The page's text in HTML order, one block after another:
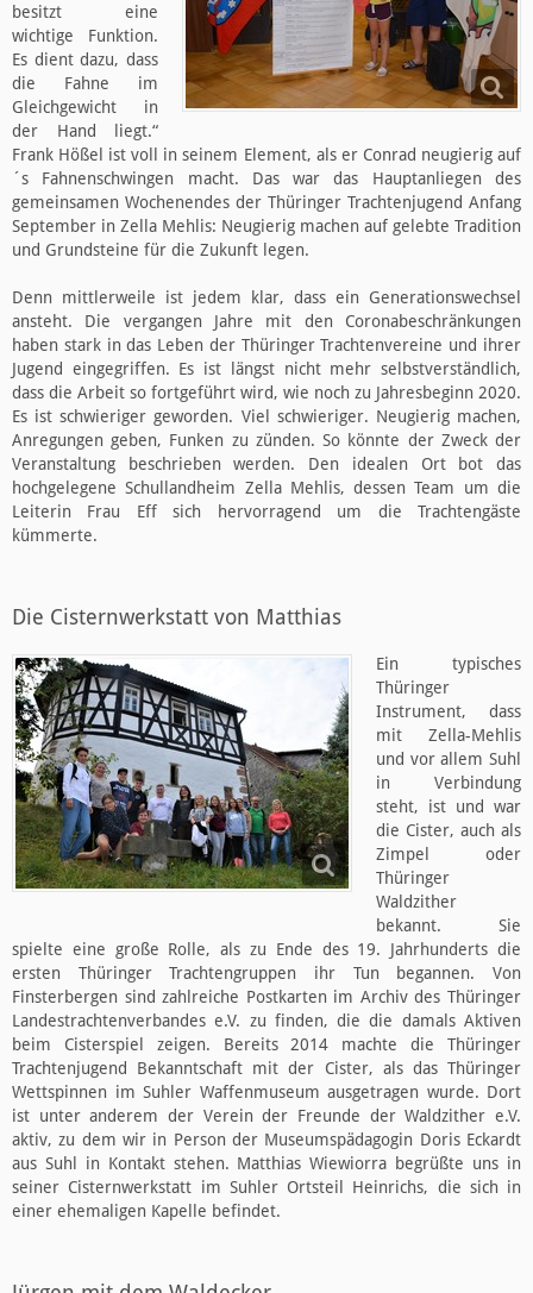
besitzt eine
wichtige Funktion.
Es dient dazu, dass
die Fahne im
Gleichgewicht in
der Hand liegt.“
Frank Hößel ist voll in seinem Element, als er Conrad neugierig auf
´s Fahnenschwingen macht. Das war das Hauptanliegen des
gemeinsamen Wochenendes der Thüringer Trachtenjugend Anfang
September in Zella Mehlis: Neugierig machen auf gelebte Tradition
und Grundsteine für die Zukunft legen.
Denn mittlerweile ist jedem klar, dass ein Generationswechsel
ansteht. Die vergangen Jahre mit den Coronabeschränkungen
haben stark in das Leben der Thüringer Trachtenvereine und ihrer
Jugend eingegriffen. Es ist längst nicht mehr selbstverständlich,
dass die Arbeit so fortgeführt wird, wie noch zu Jahresbeginn 2020.
Es ist schwieriger geworden. Viel schwieriger. Neugierig machen,
Anregungen geben, Funken zu zünden. So könnte der Zweck der
Veranstaltung beschrieben werden. Den idealen Ort bot das
hochgelegene Schullandheim Zella Mehlis, dessen Team um die
Leiterin Frau Eff sich hervorragend um die Trachtengäste
kümmerte.
Die Cisternwerkstatt von Matthias
Ein typisches
Thüringer
Instrument, dass
mit Zella-Mehlis
und vor allem Suhl
in Verbindung
steht, ist und war
die Cister, auch als
Zimpel oder
Thüringer
Waldzither
bekannt. Sie
spielte eine große Rolle, als zu Ende des 19. Jahrhunderts die
ersten Thüringer Trachtengruppen ihr Tun begannen. Von
Finsterbergen sind zahlreiche Postkarten im Archiv des Thüringer
Landestrachtenverbandes e.V. zu finden, die die damals Aktiven
beim Cisterspiel zeigen. Bereits 2014 machte die Thüringer
Trachtenjugend Bekanntschaft mit der Cister, als das Thüringer
Wettspinnen im Suhler Waffenmuseum ausgetragen wurde. Dort
ist unter anderem der Verein der Freunde der Waldzither e.V.
aktiv, zu dem wir in Person der Museumspädagogin Doris Eckardt
aus Suhl in Kontakt stehen. Matthias Wiewiorra begrüßte uns in
seiner Cisternwerkstatt im Suhler Ortsteil Heinrichs, die sich in
einer ehemaligen Kapelle befindet.